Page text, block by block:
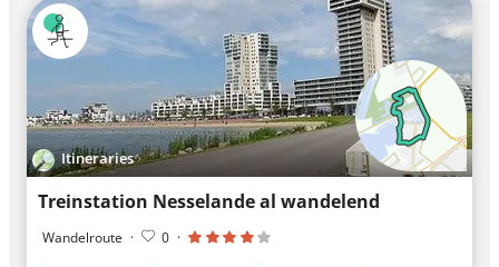
Itineraries
Treinstation Nesselande al wandelend
Wandelroute · 0 ·